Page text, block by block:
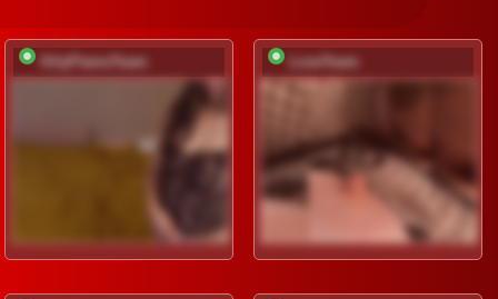
OrlyFlameTeam LoveTeam
déverrouiller
gratuite